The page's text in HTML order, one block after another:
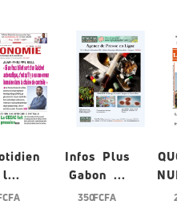
l...
Infos Plus
Gabon ...
350 FCFA